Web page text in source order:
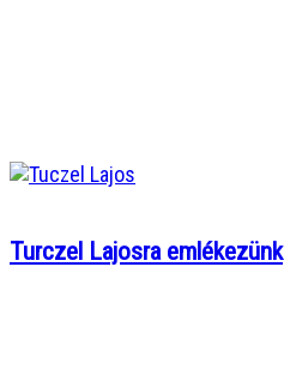
Turczel Lajosra emlékezünk